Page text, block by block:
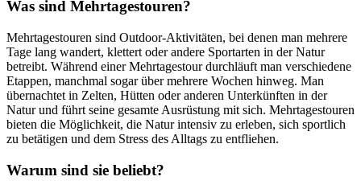
Was sind Mehrtagestouren?
Mehrtagestouren sind Outdoor-Aktivitäten, bei denen man mehrere
Tage lang wandert, klettert oder andere Sportarten in der Natur
betreibt. Während einer Mehrtagestour durchläuft man verschiedene
Etappen, manchmal sogar über mehrere Wochen hinweg. Man
übernachtet in Zelten, Hütten oder anderen Unterkünften in der
Natur und führt seine gesamte Ausrüstung mit sich. Mehrtagestouren
bieten die Möglichkeit, die Natur intensiv zu erleben, sich sportlich
zu betätigen und dem Stress des Alltags zu entfliehen.
Warum sind sie beliebt?